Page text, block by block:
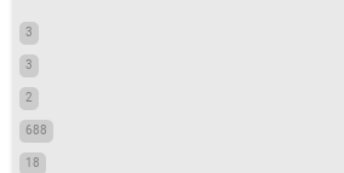
3
3
2
688
18